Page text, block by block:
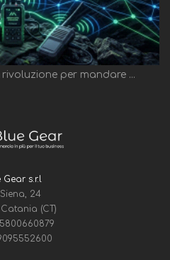
per mandare ...
Gear s.r.l
24
(CT)